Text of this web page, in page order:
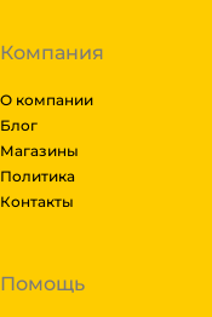
Компания
О компании
Блог
Магазины
Политика
Контакты
Помощь